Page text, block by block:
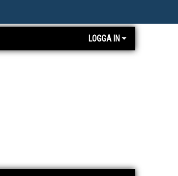
LOGGA IN